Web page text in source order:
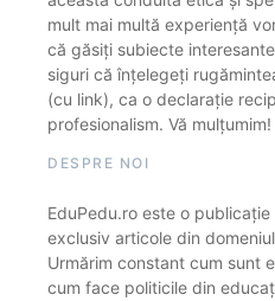
mult mai multă experiență
că găsiți subiecte
siguri că înțelegeți
(cu link), ca o declarație
profesionalism. Vă mulțumim!
DESPRE NOI
EduPedu.ro este o
exclusiv articole din
Urmărim constant cum sunt
cum face politicile din